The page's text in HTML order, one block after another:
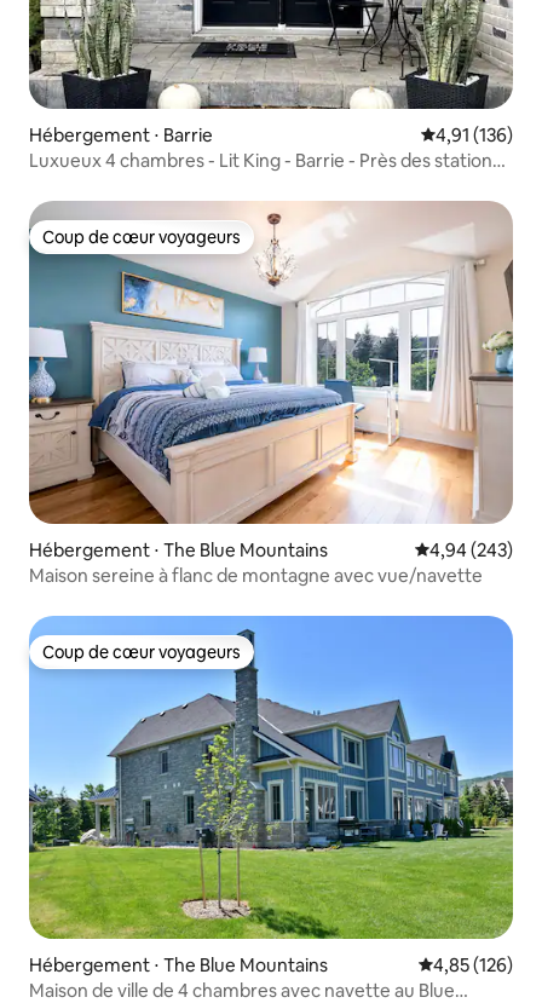
Hébergement ⋅ Barrie Évaluation
4,91 (136)
Luxueux 4 chambres - Lit King - Barrie - Près des stations
Coup de cœur voyageurs
Coup de cœur voyageurs
Hébergement ⋅ The Blue Mountains Évaluation
4,94 (243)
Maison sereine à flanc de montagne avec vue/navette
Coup de cœur voyageurs
Coup de cœur voyageurs
Hébergement ⋅ The Blue Mountains Évaluation
4,85 (126)
Maison de ville de 4 chambres avec navette au Blue